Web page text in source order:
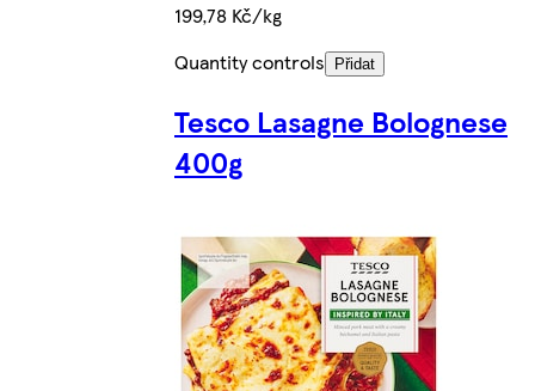
199,78 Kč/kg
Quantity controls
Přidat
Tesco Lasagne Bolognese
400g